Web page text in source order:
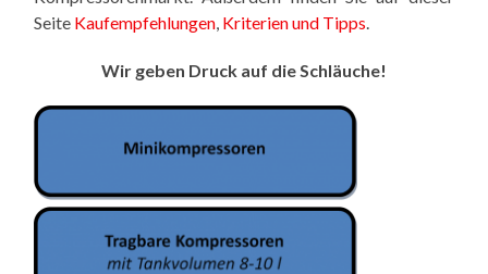
Seite Kaufempfehlungen Kriterien und Tipps
Wir geben Druck auf die Schläuche!